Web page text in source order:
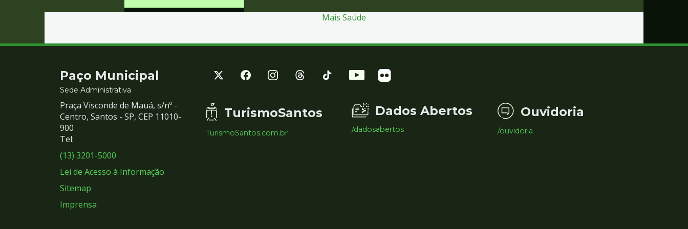
Mais Saúde
Contato
e
Redes
Sociais
Paço Municipal
Sede Administrativa
Praça Visconde de Mauá, s/nº -
Centro, Santos - SP, CEP 11010-
900
Tel:
(13) 3201-5000
Lei de Acesso à Informação
Sitemap
Imprensa
TurismoSantos
TurismoSantos.com.br
Dados Abertos
/dadosabertos
Ouvidoria
/ouvidoria